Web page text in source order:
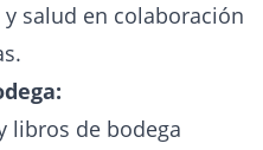
salud en colaboración
libros de bodega